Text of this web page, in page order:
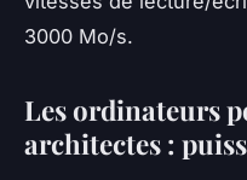
3000 Mo/s.
Les ordinateurs
architectes :